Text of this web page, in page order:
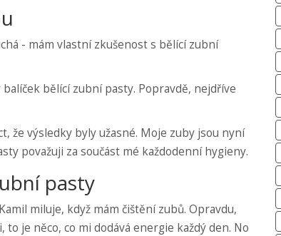
- mám vlastní zkušenost s bělící zubní
bělící zubní pasty. Popravdě, nejdříve
že výsledky byly užasné. Moje zuby jsou nyní
považuji za součást mé každodenní hygieny.
pasty
miluje, když mám čištění zubů. Opravdu,
je něco, co mi dodává energie každý den. No